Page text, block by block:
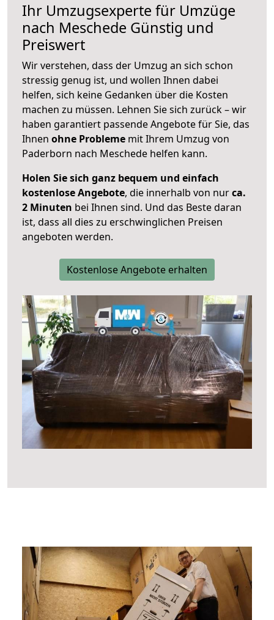
Ihr Umzugsexperte für Umzüge
nach Meschede Günstig und
Preiswert
Wir verstehen, dass der Umzug an sich schon
stressig genug ist, und wollen Ihnen dabei
helfen, sich keine Gedanken über die Kosten
machen zu müssen. Lehnen Sie sich zurück – wir
haben garantiert passende Angebote für Sie, das
Ihnen ohne Probleme mit Ihrem Umzug von
Paderborn nach Meschede helfen kann.
Holen Sie sich ganz bequem und einfach
kostenlose Angebote, die innerhalb von nurca.
2 Minuten bei Ihnen sind. Und das Beste daran
ist, dass all dies zu erschwinglichen Preisen
angeboten werden.
Kostenlose Angebote erhalten